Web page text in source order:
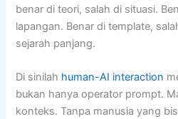
benar di teori, salah di situasi.
lapangan. Benar di template,
sejarah panjang.
Di sinilah human-AI interaction
bukan hanya operator prompt.
konteks. Tanpa manusia yang